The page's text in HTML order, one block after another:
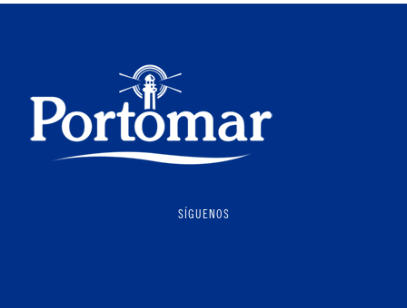
SÍGUENOS